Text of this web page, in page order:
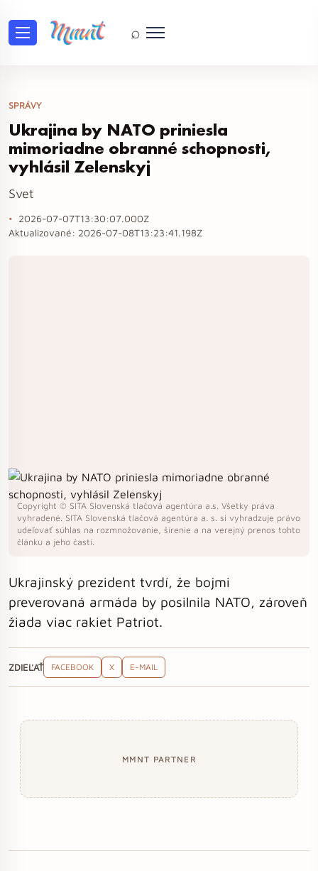
⌕
SPRÁVY
Ukrajina by NATO priniesla
mimoriadne obranné schopnosti,
vyhlásil Zelenskyj
Svet
2026-07-07T13:30:07.000Z
Aktualizované: 2026-07-08T13:23:41.198Z
Copyright © SITA Slovenská tlačová agentúra a.s. Všetky práva
vyhradené. SITA Slovenská tlačová agentúra a. s. si vyhradzuje právo
udeľovať súhlas na rozmnožovanie, šírenie a na verejný prenos tohto
článku a jeho častí.
Ukrajinský prezident tvrdí, že bojmi
preverovaná armáda by posilnila NATO, zároveň
žiada viac rakiet Patriot.
ZDIEĽAŤ FACEBOOK X E-MAIL
MMNT PARTNER